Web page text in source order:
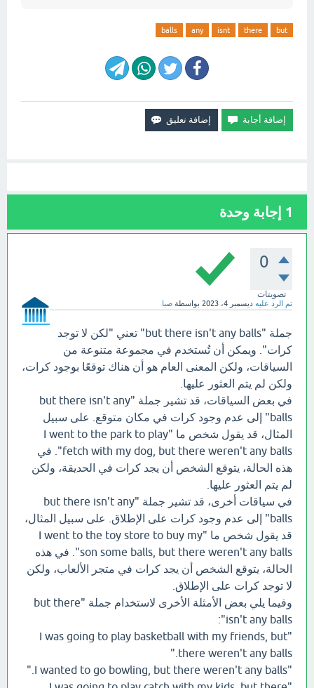
but
there
isnt
any
balls
1 إجابة وحدة
0
تصويتات
تم الرد عليه ديسمبر 4، 2023 بواسطة صبا
جملة "but there isn't any balls" تعني "لكن لا توجد
كرات". ويمكن أن تُستخدم في مجموعة متنوعة من
السياقات، ولكن المعنى العام هو أن هناك توقعًا بوجود كرات،
ولكن لم يتم العثور عليها.
في بعض السياقات، قد تشير جملة "but there isn't any
balls" إلى عدم وجود كرات في مكان متوقع. على سبيل
المثال، قد يقول شخص ما "I went to the park to play
fetch with my dog, but there weren't any balls". في
هذه الحالة، يتوقع الشخص أن يجد كرات في الحديقة، ولكن
لم يتم العثور عليها.
في سياقات أخرى، قد تشير جملة "but there isn't any
balls" إلى عدم وجود كرات على الإطلاق. على سبيل المثال،
قد يقول شخص ما "I went to the toy store to buy my
son some balls, but there weren't any balls". في هذه
الحالة، يتوقع الشخص أن يجد كرات في متجر الألعاب، ولكن
لا توجد كرات على الإطلاق.
وفيما يلي بعض الأمثلة الأخرى لاستخدام جملة "but there
isn't any balls":
"I was going to play basketball with my friends, but
there weren't any balls."
"I wanted to go bowling, but there weren't any balls."